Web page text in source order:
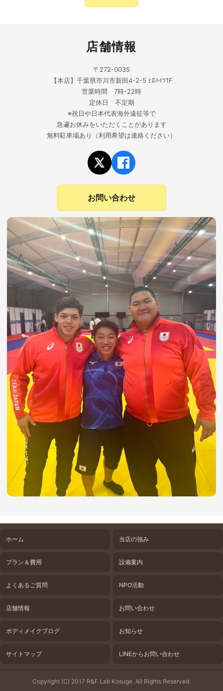
店舗情報
〒272-0035
【本店】千葉県市川市新田4-2-5 ﾋﾛﾊｲﾂ1F
営業時間 7時-22時
定休日 不定期
※祝日や日本代表海外遠征等で
急遽お休みをいただくことがあります
無料駐車場あり（利用希望は連絡ください）
お問い合わせ
ホーム 当店の強み
プラン＆費用 設備案内
よくあるご質問 NPO活動
店舗情報 お問い合わせ
ボディメイクブログ お知らせ
サイトマップ LINEからお問い合わせ
Copyright (C) 2017 R&F Lab Kosuge. All Rights Reserved.